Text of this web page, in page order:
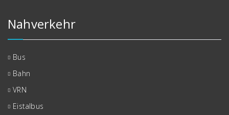
Nahverkehr
Bus
Bahn
VRN
Eistalbus